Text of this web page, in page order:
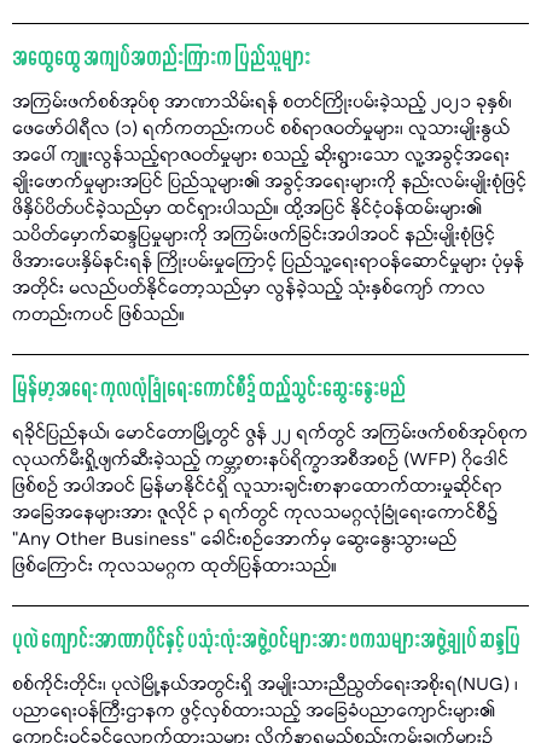
အထွေထွေ အကျပ်အတည်းကြားက ပြည်သူများ
အကြမ်းဖက်စစ်အုပ်စု အာဏာသိမ်းရန် စတင်ကြိုးပမ်းခဲ့သည့် ၂၀၂၁ ခုနှစ်၊
ဖေဖော်ဝါရီလ (၁) ရက်ကတည်းကပင် စစ်ရာဇဝတ်မှုများ၊ လူသားမျိုးနွယ်
အပေါ် ကျူးလွန်သည့်ရာဇဝတ်မှုများ စသည့် ဆိုးရွားသော လူ့အခွင့်အရေး
ချိုးဖောက်မှုများအပြင် ပြည်သူများ၏ အခွင့်အရေးများကို နည်းလမ်းမျိုးစုံဖြင့်
ဖိနှိပ်ပိတ်ပင်ခဲ့သည်မှာ ထင်ရှားပါသည်။ ထို့အပြင် နိုင်ငံ့ဝန်ထမ်းများ၏
သပိတ်မှောက်ဆန္ဒပြမှုများကို အကြမ်းဖက်ခြင်းအပါအဝင် နည်းမျိုးစုံဖြင့်
ဖိအားပေးနှိမ်နင်းရန် ကြိုးပမ်းမှုကြောင့် ပြည်သူ့ရေးရာဝန်ဆောင်မှုများ ပုံမှန်
အတိုင်း မလည်ပတ်နိုင်တော့သည်မှာ လွန်ခဲ့သည့် သုံးနှစ်ကျော် ကာလ
ကတည်းကပင် ဖြစ်သည်။
မြန်မာ့အရေး ကုလလုံခြုံရေးကောင်စီ၌ ထည့်သွင်းဆွေးနွေးမည်
ရခိုင်ပြည်နယ်၊ မောင်တောမြို့တွင် ဇွန် ၂၂ ရက်တွင် အကြမ်းဖက်စစ်အုပ်စုက
လုယက်မီးရှို့ဖျက်ဆီးခဲ့သည့် ကမ္ဘာ့စားနပ်ရိက္ခာအစီအစဉ် (WFP) ဂိုဒေါင်
ဖြစ်စဉ် အပါအဝင် မြန်မာနိုင်ငံရှိ လူသားချင်းစာနာထောက်ထားမှုဆိုင်ရာ
အခြေအနေများအား ဇူလိုင် ၃ ရက်တွင် ကုလသမဂ္ဂလုံခြုံရေးကောင်စီ၌
"Any Other Business” ခေါင်းစဉ်အောက်မှ ဆွေးနွေးသွားမည်
ဖြစ်ကြောင်း ကုလသမဂ္ဂက ထုတ်ပြန်ထားသည်။
ပုလဲ ကျောင်းအာဏာပိုင်နှင့် ပသုံးလုံးအဖွဲ့ဝင်များအား ဗကသများအဖွဲ့ချုပ် ဆန္ဒပြ
စစ်ကိုင်းတိုင်း၊ ပုလဲမြို့နယ်အတွင်းရှိ အမျိုးသားညီညွတ်ရေးအစိုးရ(NUG) ၊
ပညာရေးဝန်ကြီးဌာနက ဖွင့်လှစ်ထားသည့် အခြေခံပညာကျောင်းများ၏